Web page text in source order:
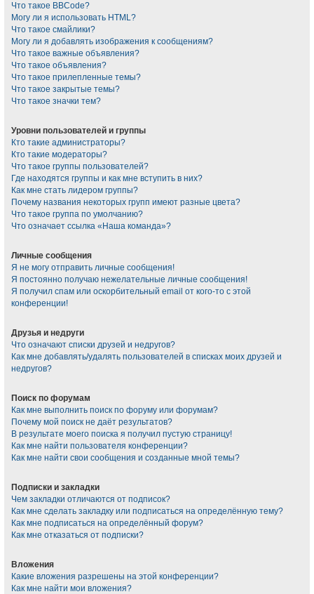
Что такое BBCode?
Могу ли я использовать HTML?
Что такое смайлики?
Могу ли я добавлять изображения к сообщениям?
Что такое важные объявления?
Что такое объявления?
Что такое прилепленные темы?
Что такое закрытые темы?
Что такое значки тем?
Уровни пользователей и группы
Кто такие администраторы?
Кто такие модераторы?
Что такое группы пользователей?
Где находятся группы и как мне вступить в них?
Как мне стать лидером группы?
Почему названия некоторых групп имеют разные цвета?
Что такое группа по умолчанию?
Что означает ссылка «Наша команда»?
Личные сообщения
Я не могу отправить личные сообщения!
Я постоянно получаю нежелательные личные сообщения!
Я получил спам или оскорбительный email от кого-то с этой
конференции!
Друзья и недруги
Что означают списки друзей и недругов?
Как мне добавлять/удалять пользователей в списках моих друзей и
недругов?
Поиск по форумам
Как мне выполнить поиск по форуму или форумам?
Почему мой поиск не даёт результатов?
В результате моего поиска я получил пустую страницу!
Как мне найти пользователя конференции?
Как мне найти свои сообщения и созданные мной темы?
Подписки и закладки
Чем закладки отличаются от подписок?
Как мне сделать закладку или подписаться на определённую тему?
Как мне подписаться на определённый форум?
Как мне отказаться от подписки?
Вложения
Какие вложения разрешены на этой конференции?
Как мне найти мои вложения?